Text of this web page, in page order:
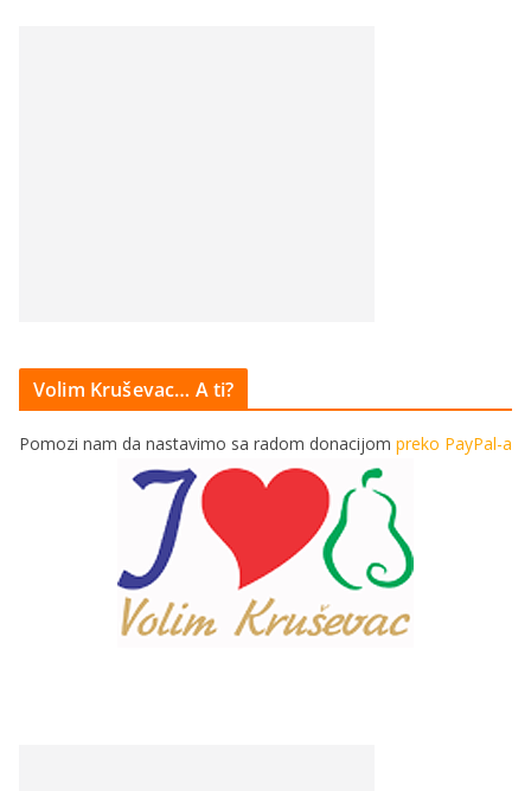
Volim Kruševac… A ti?
Pomozi nam da nastavimo sa radom donacijom preko PayPal-a